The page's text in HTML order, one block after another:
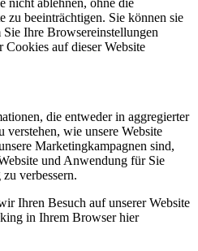
zu beeinträchtigen. Sie können sie
Ihre Browsereinstellungen
Cookies auf dieser Website
die entweder in aggregierter
wie unsere Website
Marketingkampagnen sind,
und Anwendung für Sie
verbessern.
Ihren Besuch auf unserer Website
in Ihrem Browser hier